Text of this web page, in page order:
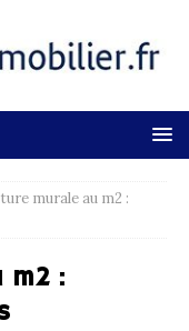
murale au m2 :
m2 :